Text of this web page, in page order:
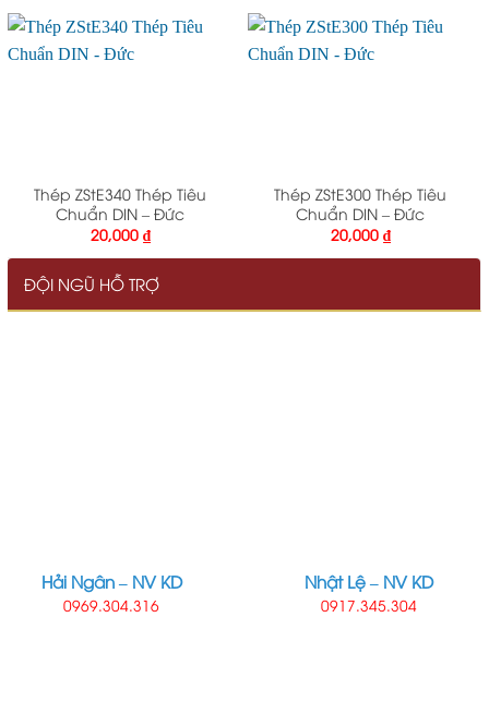
Thép ZStE340 Thép Tiêu
Chuẩn DIN – Đức
20,000 ₫
Thép ZStE300 Thép Tiêu
Chuẩn DIN – Đức
20,000 ₫
ĐỘI NGŨ HỖ TRỢ
Hải Ngân – NV KD
0969.304.316
Nhật Lệ – NV KD
0917.345.304